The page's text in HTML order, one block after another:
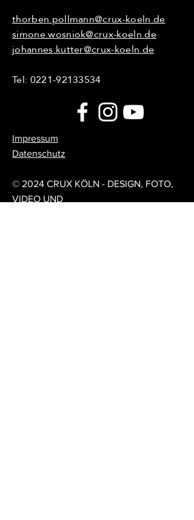
thorben.pollmann@crux-koeln.de
simone.wosniok@crux-koeln.de
johannes.kutter@crux-koeln.de
Tel:0221-92133534
Impressum
Datenschutz
© 2024 CRUX KÖLN - DESIGN, FOTO,
VIDEO UND